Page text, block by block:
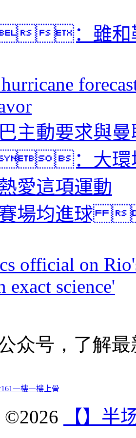
：雖和勒
主動要求與
：大環
愛這項運動
場均進球
official on
exact science'
众号，了解
一樓一樓上骨
©2026
【】半